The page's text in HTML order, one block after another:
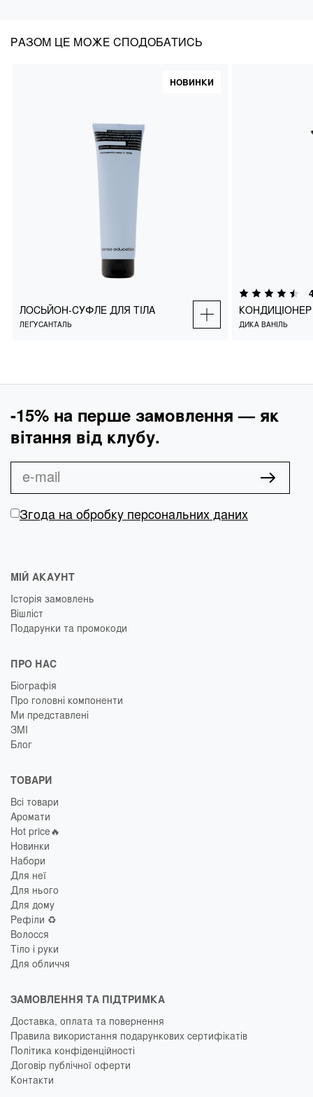
РАЗОМ ЦЕ МОЖЕ СПОДОБАТИСЬ
НОВИНКИ
ЛОСЬЙОН-СУФЛЕ ДЛЯ ТІЛА
ЛЕҐУСАНТАЛЬ
ДОДАТИ В КОШИК₴
ДИКА ВАНІЛЬ
-15% на перше замовлення — як
вітання від клубу.
Згода на обробку персональних даних
МІЙ АКАУНТ
Історія замовлень
Вішліст
Подарунки та промокоди
ПРО НАС
Біографія
Про головні компоненти
Ми представлені
ЗМІ
Блог
ТОВАРИ
Всі товари
Аромати
Hot price🔥
Новинки
Набори
Для неї
Для нього
Для дому
Рефіли ♻️
Волосся
Тіло і руки
Для обличчя
ЗАМОВЛЕННЯ ТА ПІДТРИМКА
Доставка, оплата та повернення
Правила використання подарункових сертифікатів
Політика конфіденційності
Договір публічної оферти
Контакти